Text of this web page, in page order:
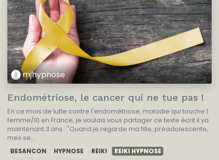
mjhypnose
Endométriose, le cancer qui ne tue pas !
En ce mois de lutte contre l'endométriose, maladie qui touche 1
femme/10 en France, je voulais vous partager ce texte écrit il ya
maintenant 3 ans : "Quand je regarde ma fille, préadolescente,
mes se...
BESANCON HYPNOSE REIKI REIKI HYPNOSE